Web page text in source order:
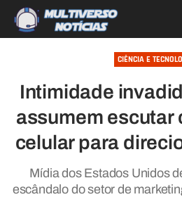
CIÊNCIA E
Intimidade
assumem escutar
celular para
Mídia dos Estados Unidos
escândalo do setor de